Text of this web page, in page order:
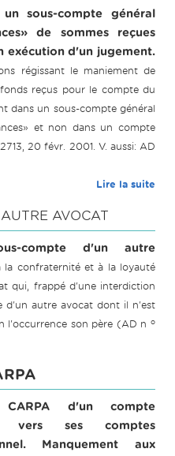
sous-compte général
de sommes reçues
exécution d'un jugement.
régissant le maniement de
reçus pour le compte du
dans un sous-compte général
et non dans un compte
20 févr. 2001. V. aussi: AD
Lire la suite
AVOCAT
compte d'un autre
la confraternité et à la loyauté
qui, frappé d'une interdiction
d'un autre avocat dont il n'est
l'occurrence son père (AD n o
d'un compte
vers ses comptes
Manquement aux